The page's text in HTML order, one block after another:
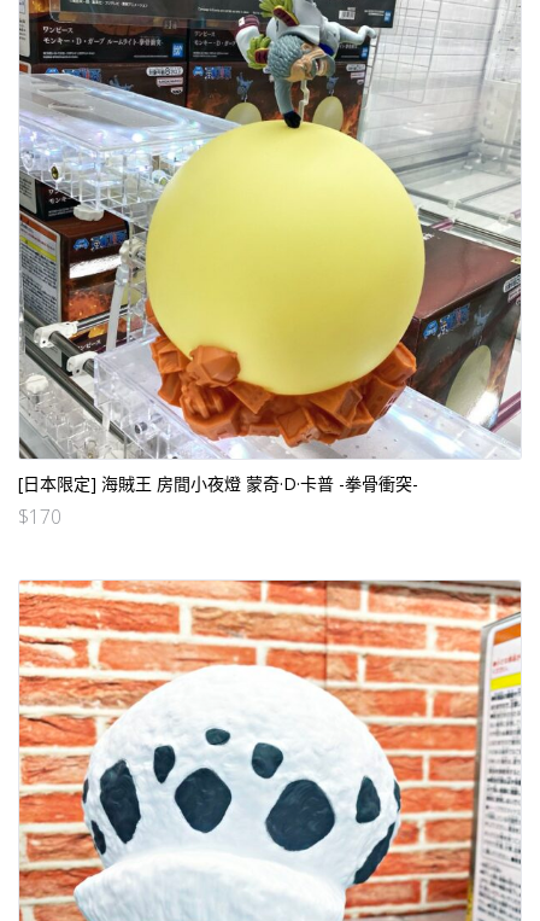
[日本限定] 海賊王 房間小夜燈 蒙奇·D·卡普 -拳骨衝突-
$170